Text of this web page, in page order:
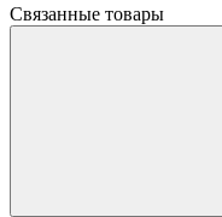
Связанные товары